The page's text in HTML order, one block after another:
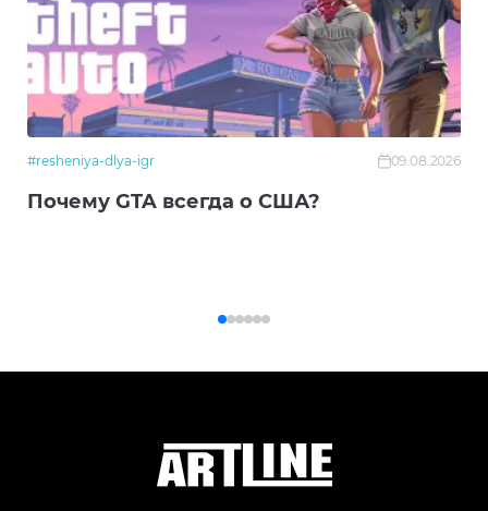
#resheniya-dlya-igr 09.08.2026
Почему GTA всегда о США?